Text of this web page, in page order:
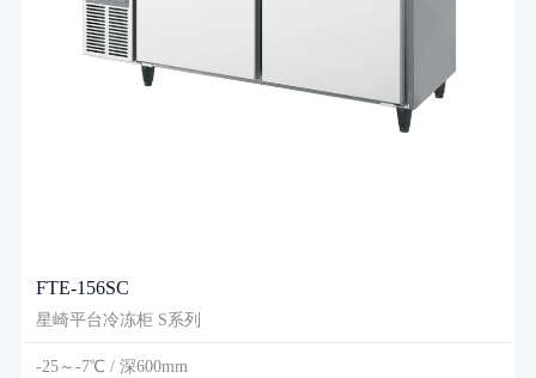
FTE-156SC
星崎平台冷冻柜 S系列
-25～-7℃ / 深600mm